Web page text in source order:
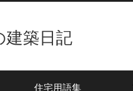
建築日記
住宅用語集